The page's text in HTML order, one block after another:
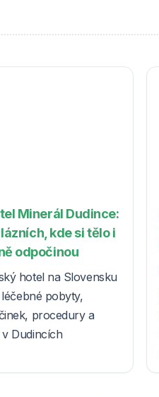
Minerál Dudince:
kde si tělo i
odpočinou
hotel na Slovensku
pobyty,
procedury a
Dudincích